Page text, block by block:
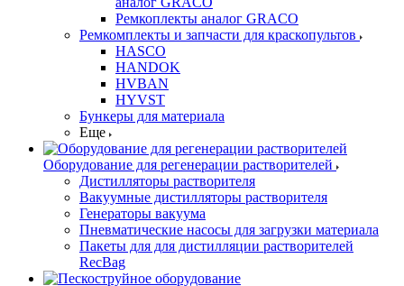
Ремкоплекты аналог GRACO
Ремкомплекты и запчасти для краскопультов
HASCO
HANDOK
HVBAN
HYVST
Бункеры для материала
Еще
Оборудование для регенерации растворителей
Дистилляторы растворителя
Вакуумные дистилляторы растворителя
Генераторы вакуума
Пневматические насосы для загрузки материала
Пакеты для для дистилляции растворителей
RecBag